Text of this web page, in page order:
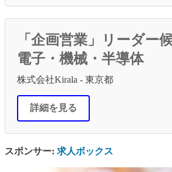
「企画営業」リーダー
電子・機械・半導体
株式会社Kirala - 東京都
詳細を見る
スポンサー: 求人ボックス